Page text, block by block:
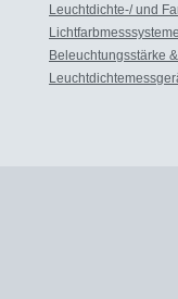
Leuchtdichte-/ und
Lichtfarbmesssysteme
Beleuchtungsstärke